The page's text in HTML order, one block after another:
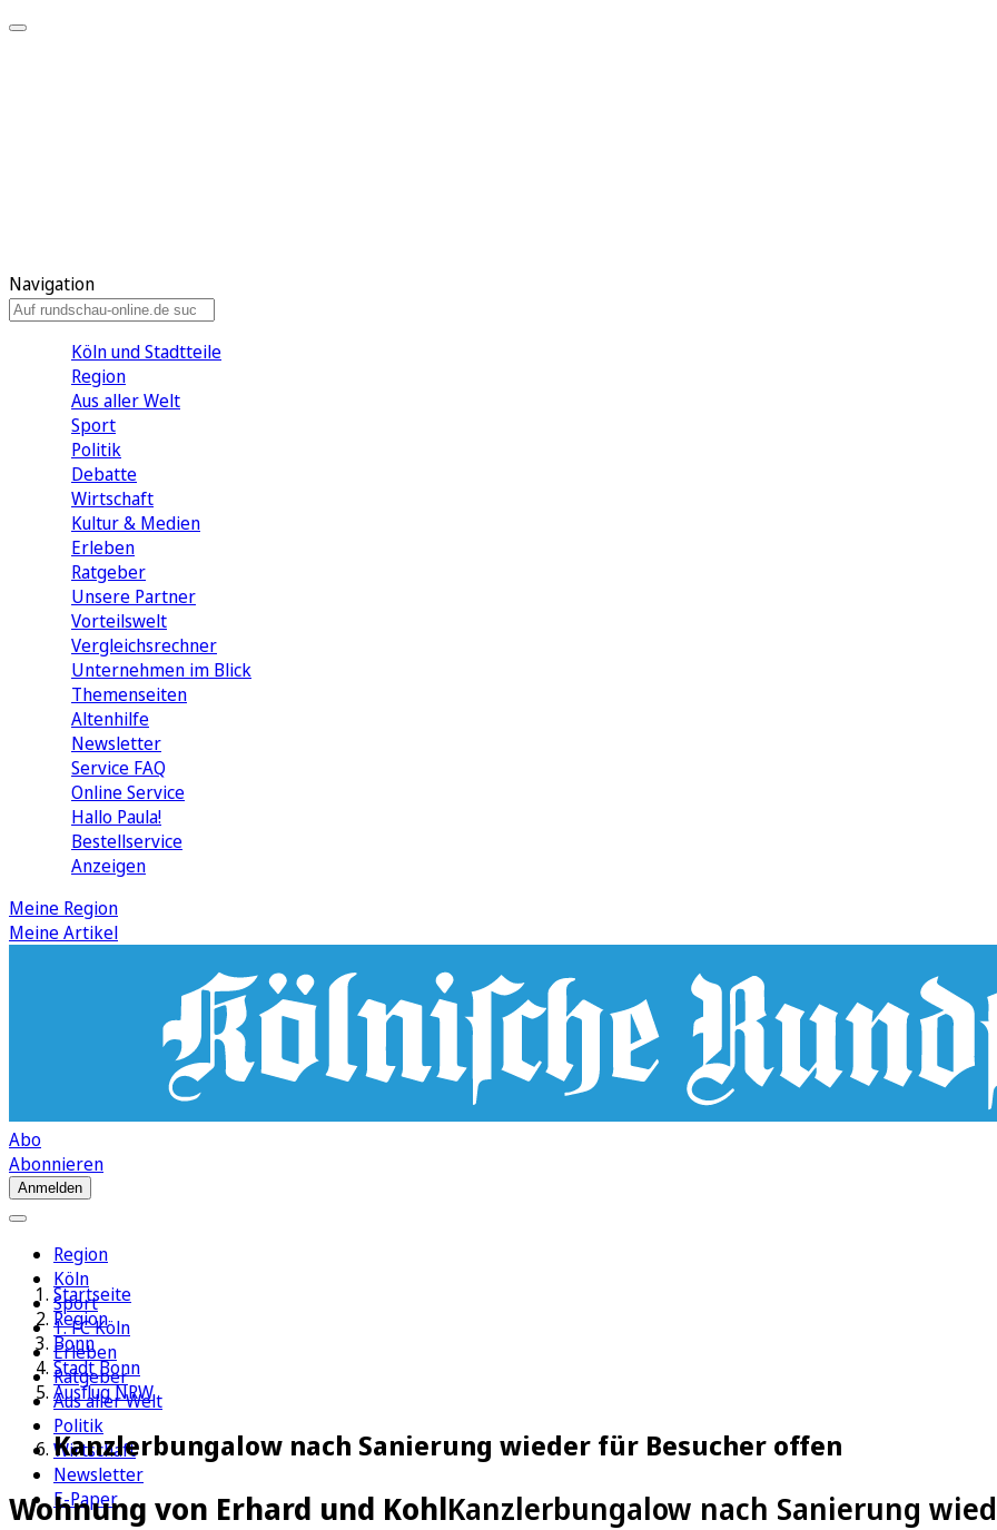
Navigation
Köln und Stadtteile
Region
Aus aller Welt
Sport
Politik
Debatte
Wirtschaft
Kultur & Medien
Erleben
Ratgeber
Unsere Partner
Vorteilswelt
Vergleichsrechner
Unternehmen im Blick
Themenseiten
Altenhilfe
Newsletter
Service FAQ
Online Service
Hallo Paula!
Bestellservice
Anzeigen
Meine Region
Meine Artikel
Abo
Abonnieren
Anmelden
Region
Köln
Sport
1. FC Köln
Erleben
Ratgeber
Aus aller Welt
Politik
Wirtschaft
Newsletter
E-Paper
Startseite
Region
Bonn
Stadt Bonn
Ausflug NRW
Kanzlerbungalow nach Sanierung wieder für Besucher offen
Wohnung von Erhard und KohlKanzlerbungalow nach Sanierung